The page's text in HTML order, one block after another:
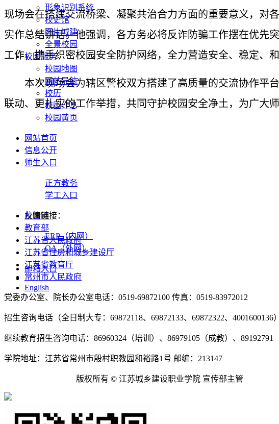
形象识别系统
校史馆
图片城建
全景校园
校园服务
校园地图
网站导航
校历
校园作息
校园黄页
网站首页
信息公开
师生入口
正方教务
学工入口
校园网
ERP（内网）
OA（外网）
邮箱入口
English
现场会在搭建交流桥梁、凝聚共治合力方面的重要意义，对
实作总结讲话。他强调，各方务必将反诈防骗工作摆在优先
工作，携手织密校园安全防护网络，全力营造安全、稳定、
本次现场会为辖区警校双方搭建了高质量的交流协作平
联动、更扎实的工作举措，共同守护校园安全净土，为广大
友情链接：
教育部
江苏省人民政府
江苏省住房和城乡建设厅
江苏省教育厅
常州市人民政府
党委办公室、院长办公室电话：0519-69872100 传真：0519-83972012
招生咨询电话（全日制大专：69872118、69872133、69872322、4001600136）
继续教育招生咨询电话：86960324（培训）、86979105（成教）、89192791
学院地址：江苏省常州市殷村职教园和裕路1号 邮编：213147
版权所有 © 江苏城乡建设职业学院 宣传部主管